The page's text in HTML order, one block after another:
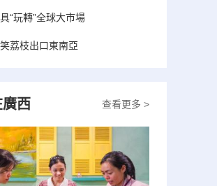
“玩轉”全球大市場
荔枝出口東南亞
查看更多 >
西